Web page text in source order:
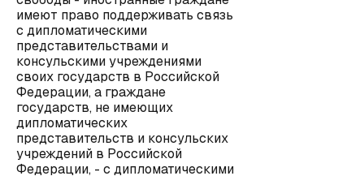
имеют право поддерживать связь
с дипломатическими
представительствами и
консульскими учреждениями
своих государств в Российской
Федерации, а граждане
государств, не имеющих
дипломатических
представительств и консульских
учреждений в Российской
Федерации, - с дипломатическими